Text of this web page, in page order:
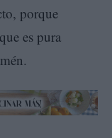
porque
es pura